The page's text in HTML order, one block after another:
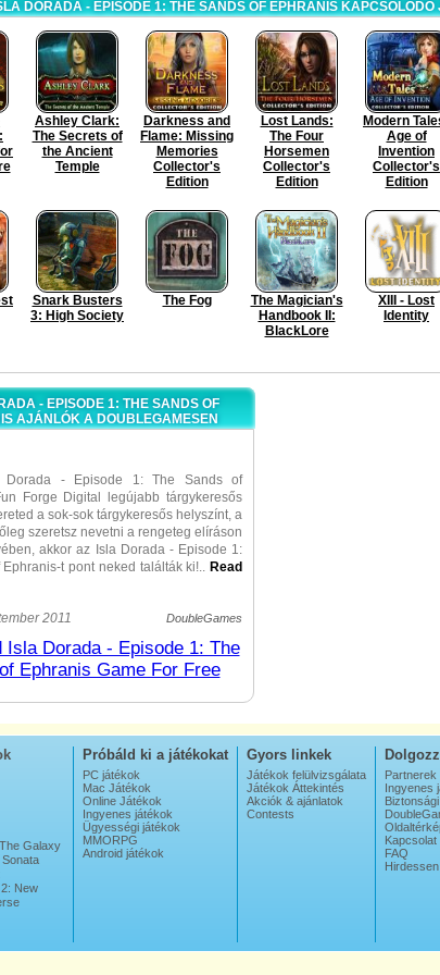
DORADA - EPISODE 1: THE SANDS OF EPHRANIS KAPCSOLÓDÓ
Ashley Clark:
The Secrets of
the Ancient
Temple
Darkness and
Flame: Missing
Memories
Collector's
Edition
Lost Lands:
The Four
Horsemen
Collector's
Edition
Modern
Age of
Invention
Collector's
Edition
Snark Busters
3: High Society
The Fog
The Magician's
Handbook II:
BlackLore
XIII - Lost
Identity
- EPISODE 1: THE SANDS OF
AJÁNLÓK A DOUBLEGAMESEN
Dorada - Episode 1: The Sands of
Forge Digital legújabb tárgykeresős
a sok-sok tárgykeresős helyszínt, a
szeretsz nevetni a rengeteg elíráson
akkor az Isla Dorada - Episode 1:
t pont neked találták ki!
Read
Pandora, egy fiatal régésznő szerepét
neki hazatérni! A történet érdekes, de
nem izgalmas – viszont érdemes
be kell vallanunk, nem sok jót
Isla Dorada - Episode 1: The Sands of
rejtvények gyerekeknek valók, a grafika
illetve a zene és a hangok is
maguk után. A történet lassan
nem is tudjuk eldönteni, ajánljuk-e
Isla Dorada - Episode 1: The Sands of
elírt tárgynevek és az akció hiánya miatt
meg leszel vele elégedve. Az Isla
1: The Sands of Ephranis olyan,
évvel ezelőtt készült volna, mikor még
egy játékosnak, hogy ne unatkozzon.
2011 DoubleGames
Isla Dorada - Episode 1: The
Ephranis Game For Free
Galaxy
New
Próbáld ki a játékokat
PC játékok
Mac Játékok
Online Játékok
Ingyenes játékok
Ügyességi játékok
MMORPG
Android játékok
Gyors linkek
Játékok felülvizsgálata
Játékok Áttekintés
Akciók & ajánlatok
Contests
Partnerek
Ingyenes
Kapcsolat
FAQ